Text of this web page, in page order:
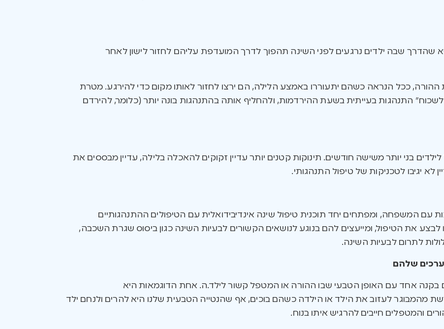
שהדרך שבה ילדים נרגעים לפני השינה תהפוך לדרך המועדפת עליהם לחזור לישון לאחר
ההורה, ככל הנראה כשהם יתעוררו באמצע הלילה, הם ירצו לחזור לאותו מקום כדי להירגע. מטרת
התנהגות בעייתית בשעת ההירדמות, ולהחליף אותה בהתנהגות בונה יותר (כלומר, להירדם
בני יותר משישה חודשים. תינוקות קטנים יותר עדיין זקוקים להאכלה בלילה, עדיין מבססים את
לא יגיבו לטכניקות של טיפול התנהגותי.
עם המשפחה, ומפתחים יחד תוכנית טיפול שינה אינדיבידואלית עם הטיפולים ההתנהגותיים
לבצע את הטיפול, ומייעצים להם בנוגע לנושאים הקשורים לבעיות השינה כגון ביסוס שגרת השכבה,
לתרום לבעיות השינה.
שלהם
בקנה אחד עם האופן הטבעי שבו ההורה או המטפל קשור לילד.ה. אחת הדוגמאות היא
מהמבוגר לעזוב את הילד או הילדה כשהם בוכים, אף שהנטייה הטבעית שלנו היא להרים ולנחם ילד
והמטפלים חייבים להרגיש איתו בנוח.